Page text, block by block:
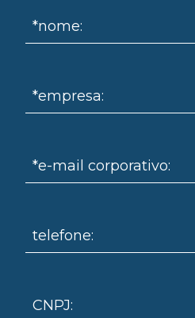
*nome:
*empresa:
*e-mail corporativo:
telefone:
CNPJ: